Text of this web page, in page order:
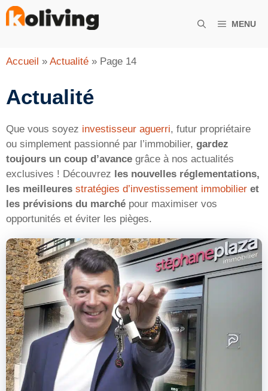
Aller
MENU
Accueil » Actualité » Page 14
Actualité
Que vous soyez investisseur aguerri, futur propriétaire
ou simplement passionné par l’immobilier, gardez
toujours un coup d’avance grâce à nos actualités
exclusives ! Découvrez les nouvelles réglementations,
les meilleures stratégies d’investissement immobilier et
les prévisions du marché pour maximiser vos
opportunités et éviter les pièges.